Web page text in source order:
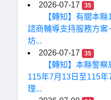
2026-07-17
35
【轉知】有關本
諮商輔導支持服務方案
坊...
2026-07-17
35
【轉知】本縣警
115年7月13日至115年
理...